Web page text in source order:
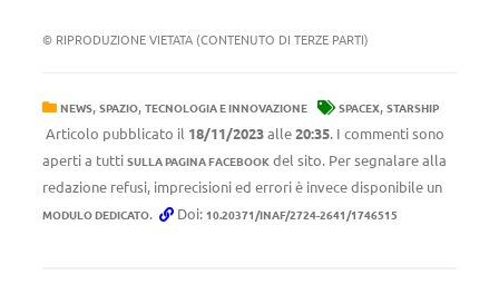
© RIPRODUZIONE VIETATA (CONTENUTO DI TERZE PARTI)
NEWS, SPAZIO, TECNOLOGIA E INNOVAZIONE SPACEX, STARSHIP
Articolo pubblicato il 18/11/2023alle20:35. I commenti sono
aperti a tutti SULLA PAGINA FACEBOOK del sito. Per segnalare alla
redazione refusi, imprecisioni ed errori è invece disponibile un
MODULO DEDICATO. Doi: 10.20371/INAF/2724-2641/1746515